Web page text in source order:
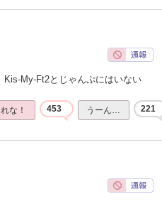
My-Ft2とじゃんぷにはいない
な！ 453 うーん… 221